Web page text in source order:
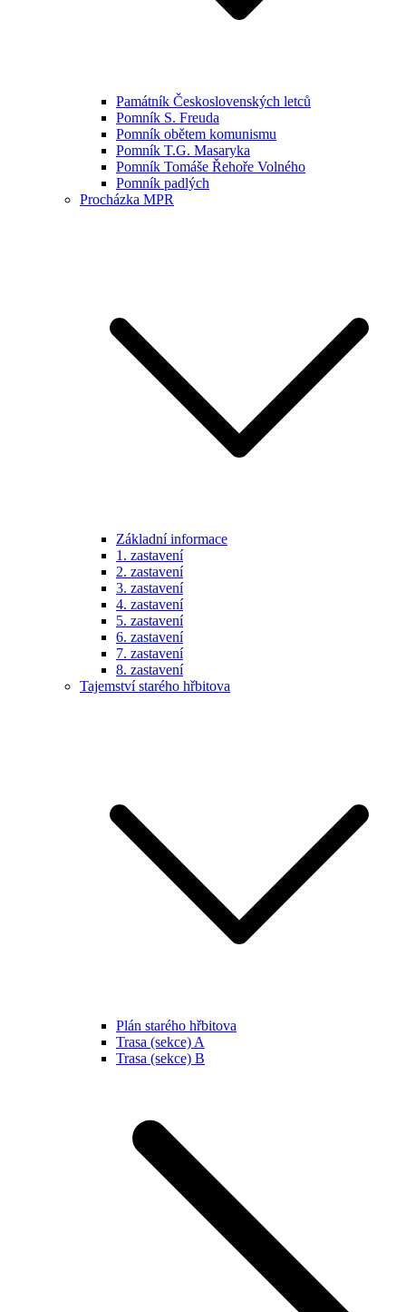
Památník Československých letců
Pomník S. Freuda
Pomník obětem komunismu
Pomník T.G. Masaryka
Pomník Tomáše Řehoře Volného
Pomník padlých
Procházka MPR
Základní informace
1. zastavení
2. zastavení
3. zastavení
4. zastavení
5. zastavení
6. zastavení
7. zastavení
8. zastavení
Tajemství starého hřbitova
Plán starého hřbitova
Trasa (sekce) A
Trasa (sekce) B